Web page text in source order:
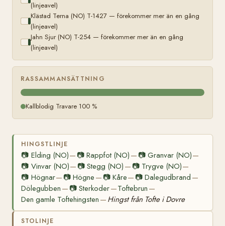
(linjeavel)
Klästad Terna (NO) T-1427 — förekommer mer än en gång
(linjeavel)
Jahn Sjur (NO) T-254 — förekommer mer än en gång
(linjeavel)
RASSAMMANSÄTTNING
Kallblodig Travare 100 %
HINGSTLINJE
📷 Elding (NO)— 📷Rappfot (NO) — 📷 Granvar (NO)—
📷 Vinvar (NO)— 📷Stegg (NO) — 📷 Trygve (NO)—
📷 Högnar— 📷Högne — 📷 Kåre— 📷 Dalegudbrand —
Dölegubben — 📷Sterkoder—Toftebrun —
Den gamle Toftehingsten — Hingst från Tofte i Dovre
STOLINJE